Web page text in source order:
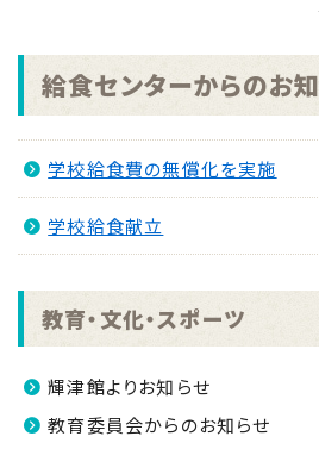
「手のひらで南さつまを」フォト
2026.07.31
マイナンバーカード交付休日開
2026.07.30
2026.07.30
給食センターからのお
学校給食費の無償化を実施
学校給食献立
教育・文化・スポーツ
輝津館よりお知らせ
教育委員会からのお知らせ